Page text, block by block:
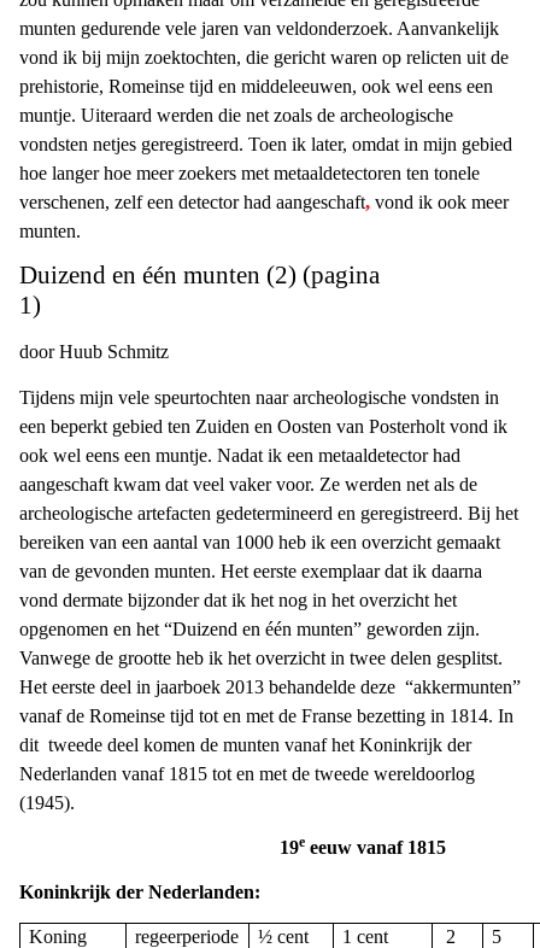
munten gedurende vele jaren van veldonderzoek. Aanvankelijk
vond ik bij mijn zoektochten, die gericht waren op relicten uit de
prehistorie, Romeinse tijd en middeleeuwen, ook wel eens een
muntje. Uiteraard werden die net zoals de archeologische
vondsten netjes geregistreerd. Toen ik later, omdat in mijn gebied
hoe langer hoe meer zoekers met metaaldetectoren ten tonele
verschenen, zelf een detector had aangeschaft, vond ik ook meer
munten.
Duizend en één munten (2) (pagina
1)
door Huub Schmitz
Tijdens mijn vele speurtochten naar archeologische vondsten in
een beperkt gebied ten Zuiden en Oosten van Posterholt vond ik
ook wel eens een muntje. Nadat ik een metaaldetector had
aangeschaft kwam dat veel vaker voor. Ze werden net als de
archeologische artefacten gedetermineerd en geregistreerd. Bij het
bereiken van een aantal van 1000 heb ik een overzicht gemaakt
van de gevonden munten. Het eerste exemplaar dat ik daarna
vond dermate bijzonder dat ik het nog in het overzicht het
opgenomen en het “Duizend en één munten” geworden zijn.
Vanwege de grootte heb ik het overzicht in twee delen gesplitst.
Het eerste deel in jaarboek 2013 behandelde deze “akkermunten”
vanaf de Romeinse tijd tot en met de Franse bezetting in 1814. In
dit tweede deel komen de munten vanaf het Koninkrijk der
Nederlanden vanaf 1815 tot en met de tweede wereldoorlog
(1945).
19e eeuw vanaf 1815
Koninkrijk der Nederlanden:
Koning regeerperiode ½ cent 1 cent
2
5